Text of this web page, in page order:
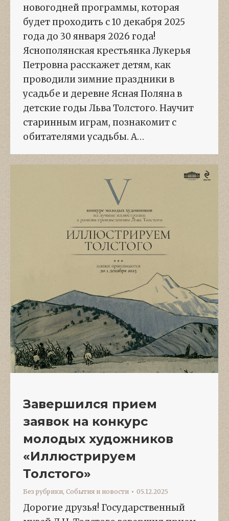
новогодней программы, которая
будет проходить с 10 декабря 2025
года до 30 января 2026 года!
Яснополянская крестьянка Лукерья
Петровна расскажет детям, как
проводили зимние праздники в
усадьбе и деревне Ясная Поляна в
детские годы Льва Толстого. Научит
старинным играм, познакомит с
обитателями усадьбы. А…
Завершился прием
заявок на конкурс
молодых художников
«Иллюстрируем
Толстого»
Без рубрики, События и новости 05.12.2025
Дорогие друзья! Государственный